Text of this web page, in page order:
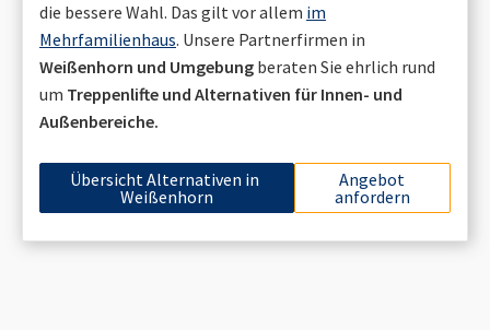
die bessere Wahl. Das gilt vor allem im
Mehrfamilienhaus. Unsere Partnerfirmen in
Weißenhorn und Umgebung beraten Sie ehrlich rund
um Treppenlifte und Alternativen für Innen- und
Außenbereiche.
Übersicht Alternativen in
Weißenhorn
Angebot
anfordern